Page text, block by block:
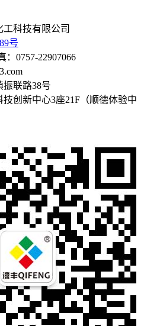
科技有限公司
号
：0757-22907066
联路38号
创新中心3座21F（顺德体验中